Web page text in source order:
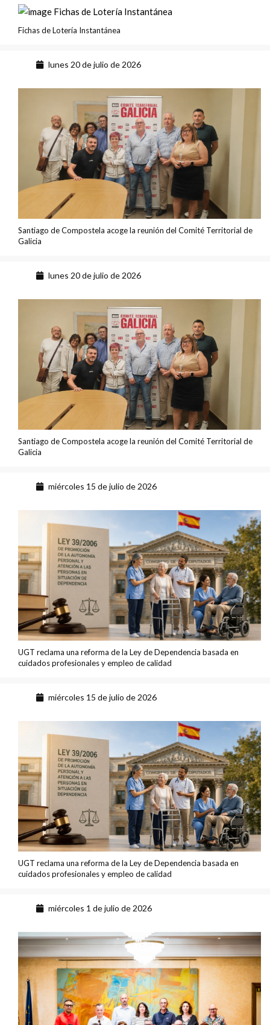
Fichas de Lotería Instantánea
lunes 20 de julio de 2026
Santiago de Compostela acoge la reunión del Comité Territorial de
Galicia
lunes 20 de julio de 2026
Santiago de Compostela acoge la reunión del Comité Territorial de
Galicia
miércoles 15 de julio de 2026
UGT reclama una reforma de la Ley de Dependencia basada en
cuidados profesionales y empleo de calidad
miércoles 15 de julio de 2026
UGT reclama una reforma de la Ley de Dependencia basada en
cuidados profesionales y empleo de calidad
miércoles 1 de julio de 2026